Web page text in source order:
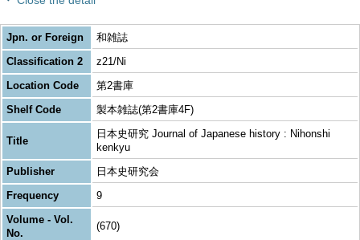
Jpn. or Foreign
和雑誌
Classification 2
z21/Ni
Location Code
第2書庫
Shelf Code
製本雑誌(第2書庫4F)
Title
日本史研究 Journal of Japanese history : Nihonshi
kenkyu
Publisher
日本史研究会
Frequency
9
Volume - Vol.
No.
(670)